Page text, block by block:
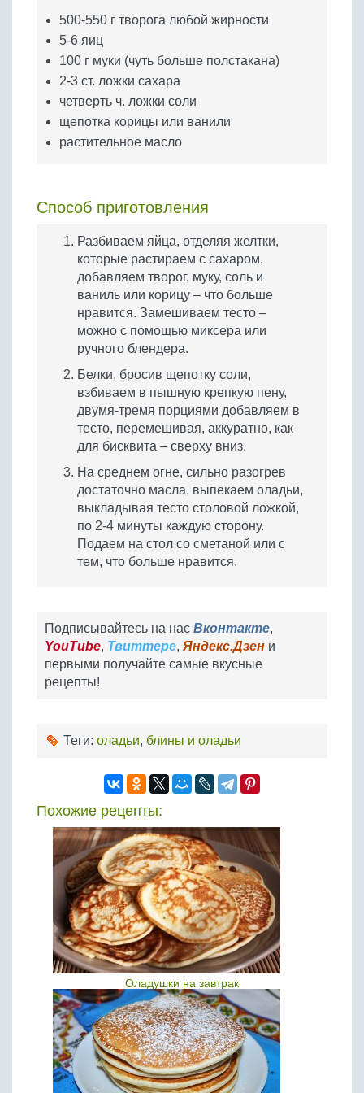
Яйца
Крупы
500-550 г творога любой жирности
5-6 яиц
100 г муки (чуть больше полстакана)
2-3 ст. ложки сахара
четверть ч. ложки соли
щепотка корицы или ванили
растительное масло
Способ приготовления
Разбиваем яйца, отделяя желтки,
которые растираем с сахаром,
добавляем творог, муку, соль и
ваниль или корицу – что больше
нравится. Замешиваем тесто –
можно с помощью миксера или
ручного блендера.
Белки, бросив щепотку соли,
взбиваем в пышную крепкую пену,
двумя-тремя порциями добавляем в
тесто, перемешивая, аккуратно, как
для бисквита – сверху вниз.
На среднем огне, сильно разогрев
достаточно масла, выпекаем оладьи,
выкладывая тесто столовой ложкой,
по 2-4 минуты каждую сторону.
Подаем на стол со сметаной или с
тем, что больше нравится.
Подписывайтесь на нас Вконтакте,
YouTube, Твиттере, Яндекс.Дзен и
первыми получайте самые вкусные
рецепты!
Теги: оладьи, блины и оладьи
Похожие рецепты:
Оладушки на завтрак